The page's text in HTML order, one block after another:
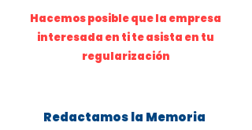
Hacemos posible que la empresa
interesada en ti te asista en tu
regularización
Redactamos la Memoria